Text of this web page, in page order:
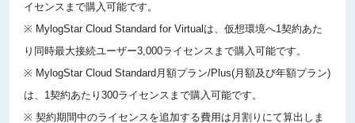
イセンスまで購入可能です。
※ MylogStar Cloud Standard for Virtualは、仮想環境へ1契約あた
り同時最大接続ユーザー3,000ライセンスまで購入可能です。
※ MylogStar Cloud Standard月額プラン/Plus(月額及び年額プラン)
は、1契約あたり300ライセンスまで購入可能です。
※ 契約期間中のライセンスを追加する費用は月割りにて算出しま